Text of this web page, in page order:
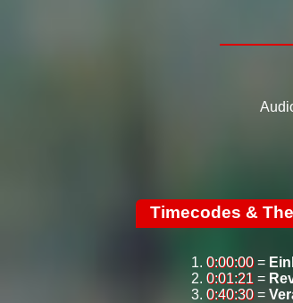
Timecodes &
0:00:00=
0:01:21 =
0:40:30=